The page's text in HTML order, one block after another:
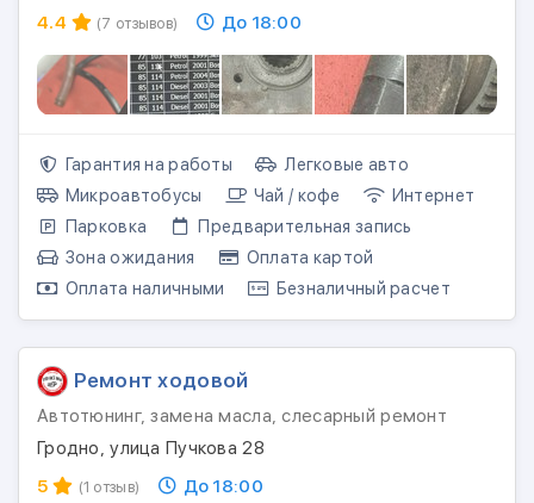
4.4 (7 отзывов) До 18:00
Гарантия на работы
Легковые авто
Микроавтобусы
Чай / кофе
Интернет
Парковка
Предварительная запись
Зона ожидания
Оплата картой
Оплата наличными
Безналичный расчет
Ремонт ходовой
Автотюнинг, замена масла, слесарный ремонт
Гродно, улица Пучкова 28
5
(1 отзыв) До 18:00